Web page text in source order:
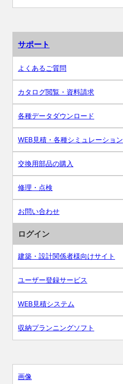
サポート
よくあるご質問
カタログ閲覧・資料請求
各種データダウンロード
WEB見積・各種シミュレーション
交換用部品の購入
修理・点検
お問い合わせ
ログイン
建築・設計関係者様向けサイト
ユーザー登録サービス
WEB見積システム
収納プランニングソフト
画像